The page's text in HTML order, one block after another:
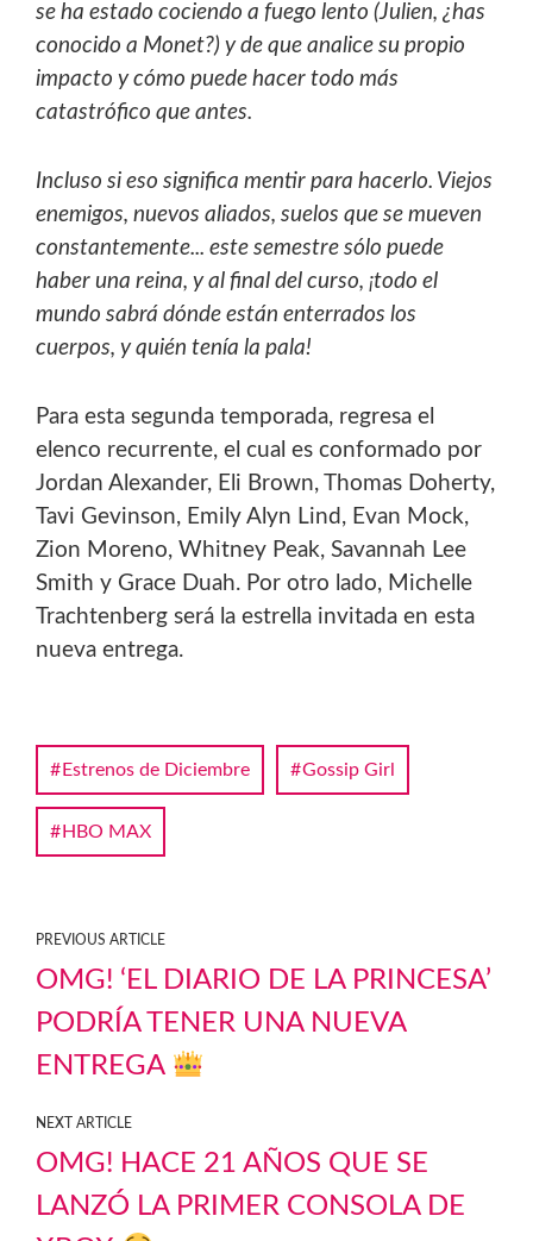
se ha estado cociendo a fuego lento (Julien, ¿has
conocido a Monet?) y de que analice su propio
impacto y cómo puede hacer todo más
catastrófico que antes.
Incluso si eso significa mentir para hacerlo. Viejos
enemigos, nuevos aliados, suelos que se mueven
constantemente... este semestre sólo puede
haber una reina, y al final del curso, ¡todo el
mundo sabrá dónde están enterrados los
cuerpos, y quién tenía la pala!
Para esta segunda temporada, regresa el
elenco recurrente, el cual es conformado por
Jordan Alexander, Eli Brown, Thomas Doherty,
Tavi Gevinson, Emily Alyn Lind, Evan Mock,
Zion Moreno, Whitney Peak, Savannah Lee
Smith y Grace Duah. Por otro lado, Michelle
Trachtenberg será la estrella invitada en esta
nueva entrega.
Estrenos de Diciembre Gossip Girl
HBO MAX
PREVIOUS ARTICLE
OMG! ‘EL DIARIO DE LA PRINCESA’
PODRÍA TENER UNA NUEVA
ENTREGA
NEXT ARTICLE
OMG! HACE 21 AÑOS QUE SE
LANZÓ LA PRIMER CONSOLA DE